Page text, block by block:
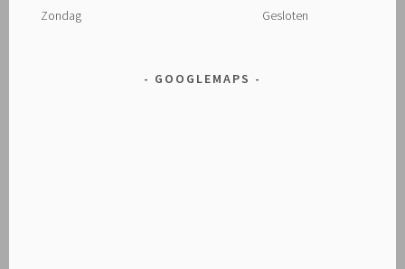
Zondag Gesloten
GOOGLEMAPS